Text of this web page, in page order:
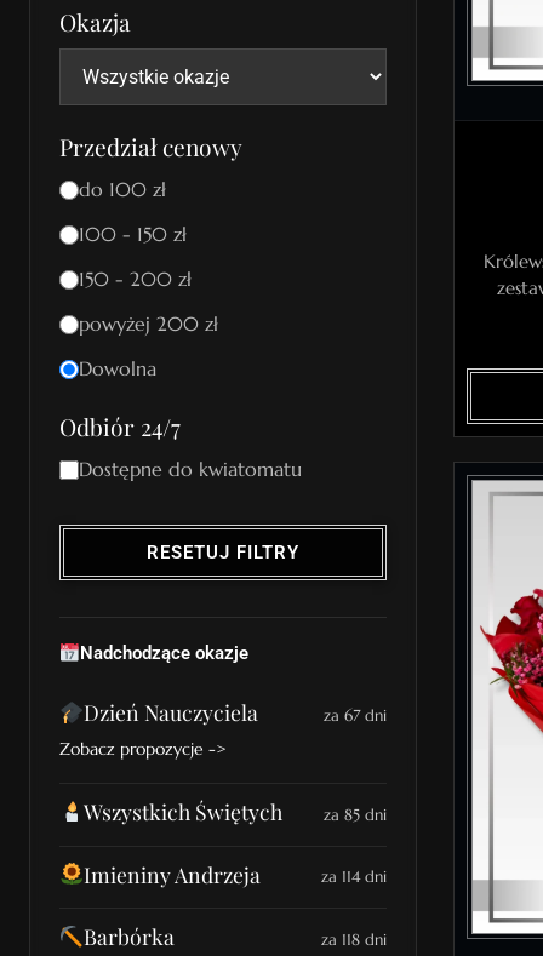
Okazja
Przedział cenowy
do 100 zł
100 - 150 zł
150 - 200 zł
powyżej 200 zł
Dowolna
Odbiór 24/7
Dostępne do kwiatomatu
RESETUJ FILTRY
Nadchodzące okazje
Dzień Nauczyciela za 67 dni
Zobacz propozycje ->
Wszystkich Świętych za 85 dni
Imieniny Andrzeja za 114 dni
Barbórka za 118 dni